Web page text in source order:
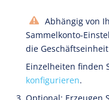
Abhängig von
Sammelkonto-
die
Einzelheiten finden
konfigurieren.